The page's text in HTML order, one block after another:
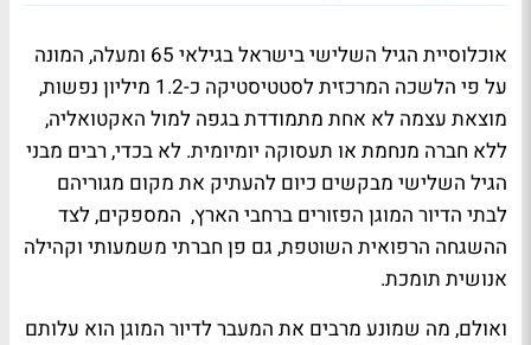
אוכלוסיית הגיל השלישי בישראל בגילאי 65 ומעלה, המונה
על פי הלשכה המרכזית לסטטיסטיקה כ-1.2 מיליון נפשות,
מוצאת עצמה לא אחת מתמודדת בגפה למול האקטואליה,
ללא חברה מנחמת או תעסוקה יומיומית. לא בכדי, רבים מבני
הגיל השלישי מבקשים כיום להעתיק את מקום מגוריהם
לבתי הדיור המוגן הפזורים ברחבי הארץ, המספקים, לצד
ההשגחה הרפואית השוטפת, גם פן חברתי משמעותי וקהילה
אנושית תומכת.
ואולם, מה שמונע מרבים את המעבר לדיור המוגן הוא עלותם